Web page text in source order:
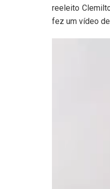
reeleito
fez um vídeo